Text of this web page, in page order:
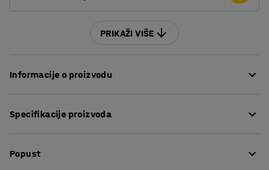
PRIKAŽI VIŠE
Informacije o proizvodu
ormar za kartoteke. Ovaj visokokvalitetni ormar za
Svaka ladica se može potpuno izvući i ima prostora za
Specifikacije proizvoda
Širina:
Popust